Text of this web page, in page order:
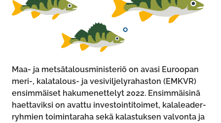
Maa- ja metsätalousministeriö on avasi Euroopan
meri-, kalatalous- ja vesiviljelyrahaston (EMKVR)
ensimmäiset hakumenettelyt 2022. Ensimmäisinä
haettaviksi on avattu investointitoimet, kalaleader-
ryhmien toimintaraha sekä kalastuksen valvonta ja